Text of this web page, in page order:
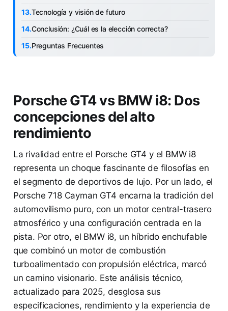
Tecnología y visión de futuro
Conclusión: ¿Cuál es la elección correcta?
Preguntas Frecuentes
Porsche GT4 vs BMW i8: Dos
concepciones del alto
rendimiento
La rivalidad entre el Porsche GT4 y el BMW i8
representa un choque fascinante de filosofías en
el segmento de deportivos de lujo. Por un lado, el
Porsche 718 Cayman GT4 encarna la tradición del
automovilismo puro, con un motor central-trasero
atmosférico y una configuración centrada en la
pista. Por otro, el BMW i8, un híbrido enchufable
que combinó un motor de combustión
turboalimentado con propulsión eléctrica, marcó
un camino visionario. Este análisis técnico,
actualizado para 2025, desglosa sus
especificaciones, rendimiento y la experiencia de